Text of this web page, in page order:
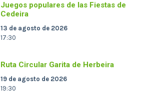
Juegos populares de las Fiestas de
Cedeira
13 de agosto de 2026
17:30
Ruta Circular Garita de Herbeira
19 de agosto de 2026
19:30